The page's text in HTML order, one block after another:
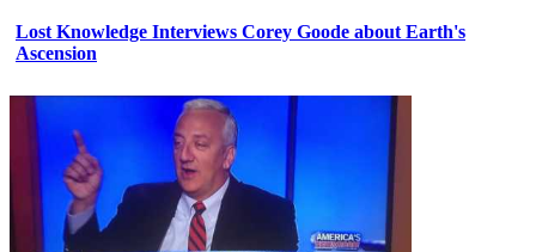
Lost Knowledge Interviews Corey Goode about Earth's
Ascension